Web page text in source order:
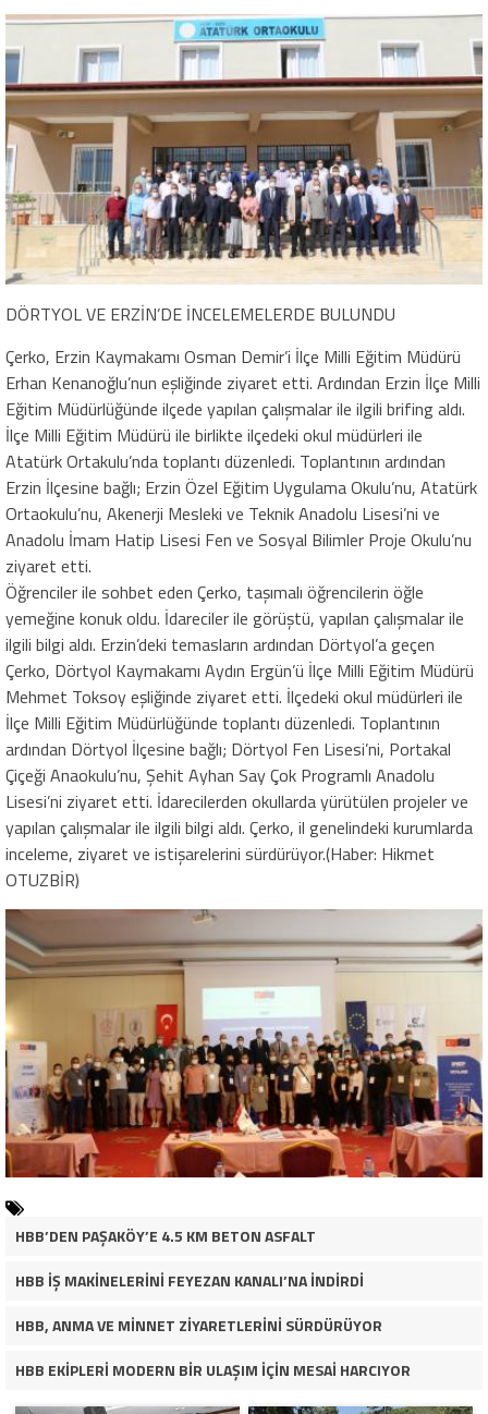
DÖRTYOL VE ERZİN’DE İNCELEMELERDE BULUNDU
Çerko, Erzin Kaymakamı Osman Demir’i İlçe Milli Eğitim Müdürü
Erhan Kenanoğlu’nun eşliğinde ziyaret etti. Ardından Erzin İlçe Milli
Eğitim Müdürlüğünde ilçede yapılan çalışmalar ile ilgili brifing aldı.
İlçe Milli Eğitim Müdürü ile birlikte ilçedeki okul müdürleri ile
Atatürk Ortakulu’nda toplantı düzenledi. Toplantının ardından
Erzin İlçesine bağlı; Erzin Özel Eğitim Uygulama Okulu’nu, Atatürk
Ortaokulu’nu, Akenerji Mesleki ve Teknik Anadolu Lisesi’ni ve
Anadolu İmam Hatip Lisesi Fen ve Sosyal Bilimler Proje Okulu’nu
ziyaret etti.
Öğrenciler ile sohbet eden Çerko, taşımalı öğrencilerin öğle
yemeğine konuk oldu. İdareciler ile görüştü, yapılan çalışmalar ile
ilgili bilgi aldı. Erzin’deki temasların ardından Dörtyol’a geçen
Çerko, Dörtyol Kaymakamı Aydın Ergün’ü İlçe Milli Eğitim Müdürü
Mehmet Toksoy eşliğinde ziyaret etti. İlçedeki okul müdürleri ile
İlçe Milli Eğitim Müdürlüğünde toplantı düzenledi. Toplantının
ardından Dörtyol İlçesine bağlı; Dörtyol Fen Lisesi’ni, Portakal
Çiçeği Anaokulu’nu, Şehit Ayhan Say Çok Programlı Anadolu
Lisesi’ni ziyaret etti. İdarecilerden okullarda yürütülen projeler ve
yapılan çalışmalar ile ilgili bilgi aldı. Çerko, il genelindeki kurumlarda
inceleme, ziyaret ve istişarelerini sürdürüyor.(Haber: Hikmet
OTUZBİR)
HBB’DEN PAŞAKÖY’E 4.5 KM BETON ASFALT
HBB İŞ MAKİNELERİNİ FEYEZAN KANALI’NA İNDİRDİ
HBB, ANMA VE MİNNET ZİYARETLERİNİ SÜRDÜRÜYOR
HBB EKİPLERİ MODERN BİR ULAŞIM İÇİN MESAİ HARCIYOR